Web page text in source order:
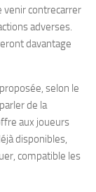
venir contrecarrer
adverses.
davantage
selon le
de la
aux joueurs
disponibles,
compatible les